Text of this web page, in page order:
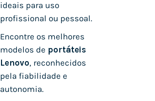
ideais para uso
profissional ou pessoal.
Encontre os melhores
modelos de portáteis
Lenovo, reconhecidos
pela fiabilidade e
autonomia.